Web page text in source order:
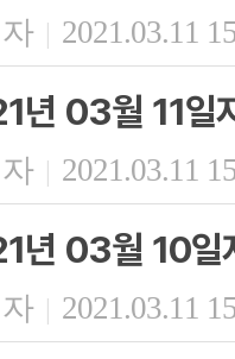
| 2021.03.11
년 03월 11일
| 2021.03.11
년 03월 10일
| 2021.03.11